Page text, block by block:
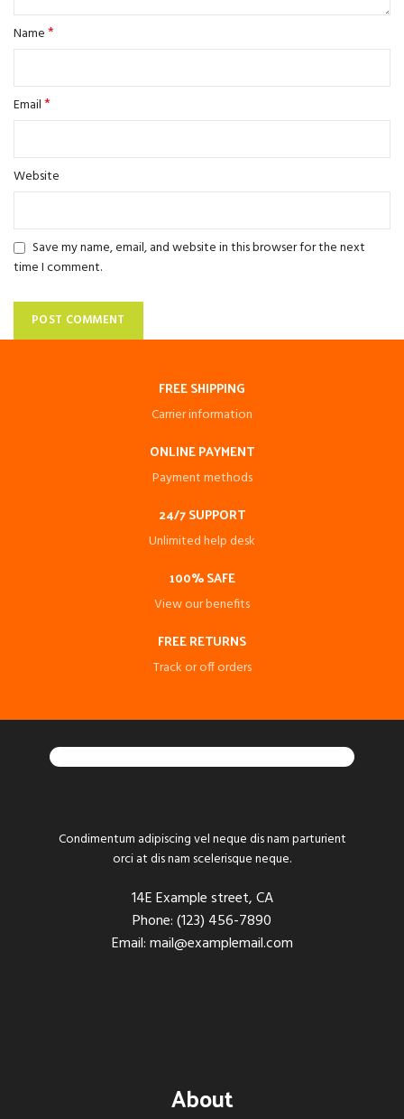
Name*
Email*
Website
Save my name, email, and website in this browser for the next
time I comment.
FREE SHIPPING
Carrier information
ONLINE PAYMENT
Payment methods
24/7 SUPPORT
Unlimited help desk
100% SAFE
View our benefits
FREE RETURNS
Track or off orders
Condimentum adipiscing vel neque dis nam parturient
orci at dis nam scelerisque neque.
14E Example street, CA
Phone: (123) 456-7890
Email: mail@examplemail.com
About